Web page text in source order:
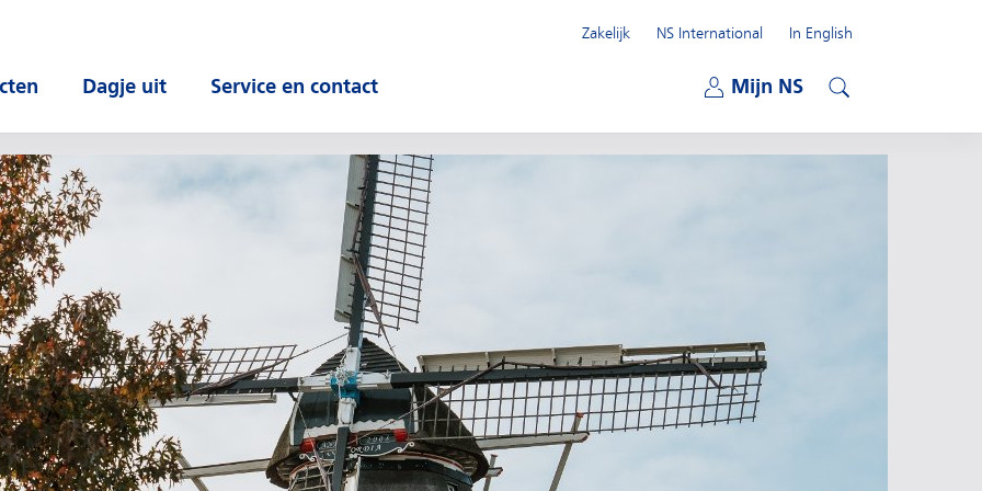
Dagje uit
Service en contact
Mijn NS
Zakelijk
NS International
In English